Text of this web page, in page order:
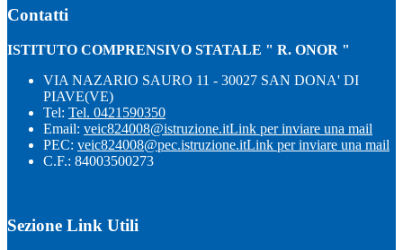
Contatti
ISTITUTO COMPRENSIVO STATALE " R. ONOR "
VIA NAZARIO SAURO 11 - 30027 SAN DONA' DI
PIAVE(VE)
Tel: Tel. 0421590350
Email: veic824008@istruzione.itLink per inviare una mail
PEC: veic824008@pec.istruzione.itLink per inviare una mail
C.F.: 84003500273
Sezione Link Utili